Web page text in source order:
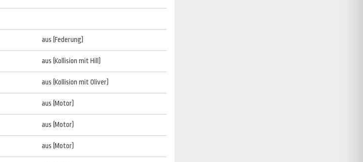
aus (Federung)
aus (Kollision mit Hill)
aus (Kollision mit Oliver)
aus (Motor)
aus (Motor)
aus (Motor)